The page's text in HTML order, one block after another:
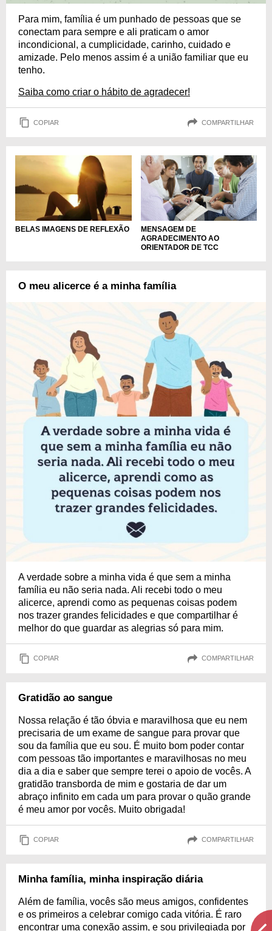
Para mim, família é um punhado de pessoas que se
conectam para sempre e ali praticam o amor
incondicional, a cumplicidade, carinho, cuidado e
amizade. Pelo menos assim é a união familiar que eu
tenho.
Saiba como criar o hábito de agradecer!
COPIAR COMPARTILHAR
BELAS IMAGENS DE REFLEXÃO
MENSAGEM DE
AGRADECIMENTO AO
ORIENTADOR DE TCC
O meu alicerce é a minha família
A verdade sobre a minha vida é que sem a minha
família eu não seria nada. Ali recebi todo o meu
alicerce, aprendi como as pequenas coisas podem
nos trazer grandes felicidades e que compartilhar é
melhor do que guardar as alegrias só para mim.
COPIAR COMPARTILHAR
Gratidão ao sangue
Nossa relação é tão óbvia e maravilhosa que eu nem
precisaria de um exame de sangue para provar que
sou da família que eu sou. É muito bom poder contar
com pessoas tão importantes e maravilhosas no meu
dia a dia e saber que sempre terei o apoio de vocês. A
gratidão transborda de mim e gostaria de dar um
abraço infinito em cada um para provar o quão grande
é meu amor por vocês. Muito obrigada!
COPIAR COMPARTILHAR
Minha família, minha inspiração diária
Além de família, vocês são meus amigos, confidentes
e os primeiros a celebrar comigo cada vitória. É raro
encontrar uma conexão assim, e sou privilegiada por